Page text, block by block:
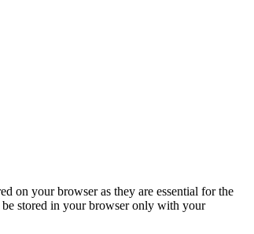
on your browser as they are essential for the
stored in your browser only with your